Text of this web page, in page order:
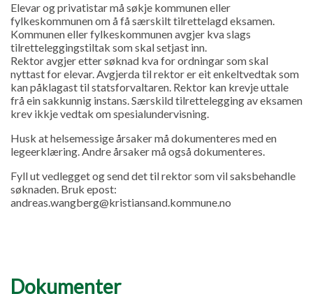
Elevar og privatistar må søkje kommunen eller
fylkeskommunen om å få særskilt tilrettelagd eksamen.
Kommunen eller fylkeskommunen avgjer kva slags
tilretteleggingstiltak som skal setjast inn.
Rektor avgjer etter søknad kva for ordningar som skal
nyttast for elevar. Avgjerda til rektor er eit enkeltvedtak som
kan påklagast til statsforvaltaren. Rektor kan krevje uttale
frå ein sakkunnig instans. Særskild tilrettelegging av eksamen
krev ikkje vedtak om spesialundervisning.
Husk at helsemessige årsaker må dokumenteres med en
legeerklæring. Andre årsaker må også dokumenteres.
Fyll ut vedlegget og send det til rektor som vil saksbehandle
søknaden. Bruk epost:
andreas.wangberg@kristiansand.kommune.no
Dokumenter